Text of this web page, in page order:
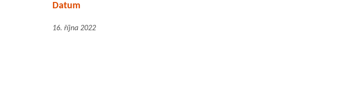
Datum
16. října 2022